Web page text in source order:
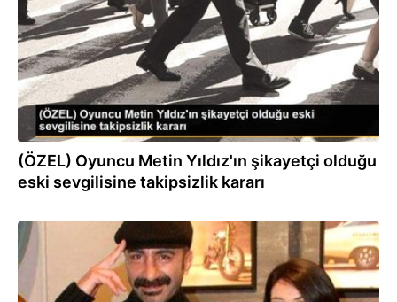
(ÖZEL) Oyuncu Metin Yıldız'ın şikayetçi olduğu
eski sevgilisine takipsizlik kararı